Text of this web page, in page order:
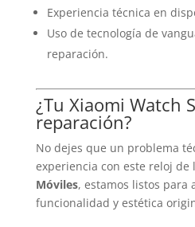
Experiencia técnica en
Uso de tecnología de
reparación.
¿Tu Xiaomi Watch
reparación?
No dejes que un problema
experiencia con este reloj de
Móviles, estamos listos para
funcionalidad y estética